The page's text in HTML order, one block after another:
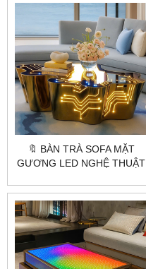
🔖 BÀN TRÀ SOFA MẶT
GƯƠNG LED NGHỆ THUẬT
CÔNG NGHỆ TƯƠNG LAI